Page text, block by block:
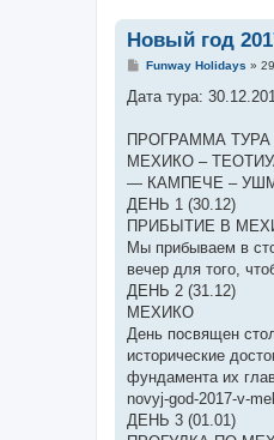
Новый год
П
в
о
л
н
я
Funway Holidays »
Дата тура:
ПРОГРАММА ТУРА
МЕХИКО –
— КАМПЕЧЕ –
ДЕНЬ 1 (30.12)
ПРИБЫТИЕ В
Мы прибываем в
вечер для того,
ДЕНЬ 2 (31.12)
МЕХИКО
День посвящен
исторические
фундамента их
novyj-god-2017-v-
ДЕНЬ 3 (01.01)